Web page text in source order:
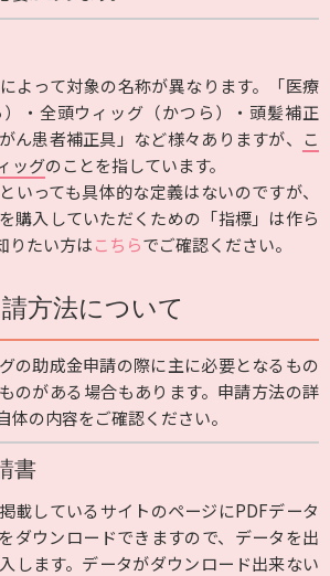
よって対象の名称が異なります。「医療
・全頭ウィッグ（かつら）・頭髪補正
ん患者補正具」など様々ありますが、 こ
ッグのことを指しています。
いっても具体的な定義はないのですが、
購入していただくための「指標」は作ら
りたい方はこちらでご確認ください。
方法について
の助成金申請の際に主に必要となるもの
のがある場合もあります。申請方法の詳
体の内容をご確認ください。
書
載しているサイトのページにPDFデータ
ダウンロードできますので、データを出
します。データがダウンロード出来ない